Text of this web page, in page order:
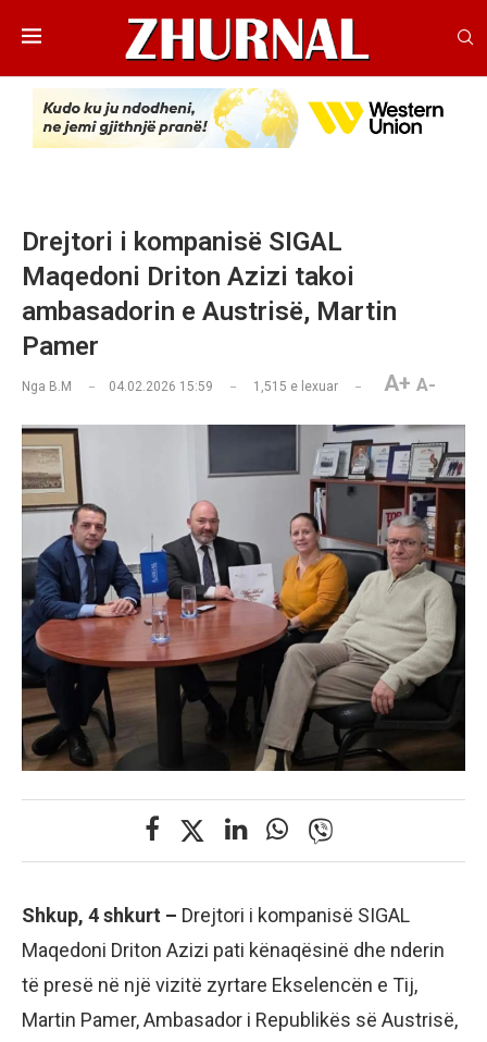
Drejtori i kompanisë SIGAL
Maqedoni Driton Azizi takoi
ambasadorin e Austrisë, Martin
Pamer
Nga B.M 04.02.2026 15:59 1,515 e lexuar A+ A-
Shkup, 4 shkurt – Drejtori i kompanisë SIGAL
Maqedoni Driton Azizi pati kënaqësinë dhe nderin
të presë në një vizitë zyrtare Ekselencën e Tij,
Martin Pamer, Ambasador i Republikës së Austrisë,